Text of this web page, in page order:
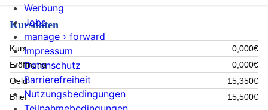
Kursdaten
Kurs
0,000€
Eröffnung
0,000€
Geld
15,350€
Brief
15,500€
Werbung
Jobs
manage › forward
Impressum
Datenschutz
Barrierefreiheit
Nutzungsbedingungen